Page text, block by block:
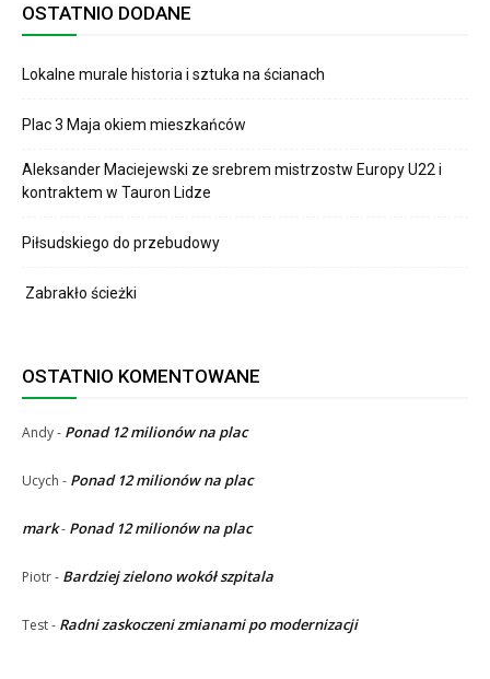
OSTATNIO DODANE
Lokalne murale historia i sztuka na ścianach
Plac 3 Maja okiem mieszkańców
Aleksander Maciejewski ze srebrem mistrzostw Europy U22 i
kontraktem w Tauron Lidze
Piłsudskiego do przebudowy
Zabrakło ścieżki
OSTATNIO KOMENTOWANE
Andy- Ponad 12 milionów na plac
Ucych - Ponad 12 milionów na plac
mark- Ponad 12 milionów na plac
Piotr- Bardziej zielono wokół szpitala
Test- Radni zaskoczeni zmianami po modernizacji